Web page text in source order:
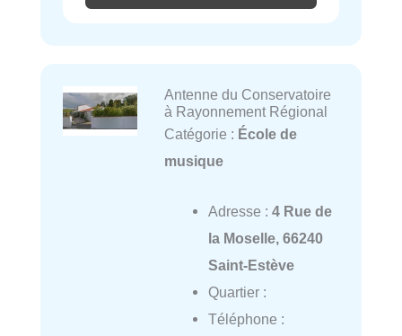
Antenne du Conservatoire
à Rayonnement Régional
Catégorie : École de
musique
Adresse : 4 Rue de
la Moselle, 66240
Saint-Estève
Quartier :
Téléphone :